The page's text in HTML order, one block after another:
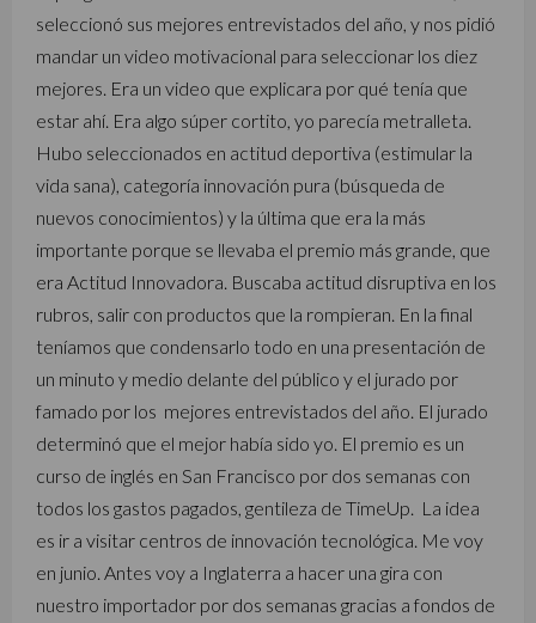
seleccionó sus mejores entrevistados del año, y nos pidió
mandar un video motivacional para seleccionar los diez
mejores. Era un video que explicara por qué tenía que
estar ahí. Era algo súper cortito, yo parecía metralleta.
Hubo seleccionados en actitud deportiva (estimular la
vida sana), categoría innovación pura (búsqueda de
nuevos conocimientos) y la última que era la más
importante porque se llevaba el premio más grande, que
era Actitud Innovadora. Buscaba actitud disruptiva en los
rubros, salir con productos que la rompieran. En la final
teníamos que condensarlo todo en una presentación de
un minuto y medio delante del público y el jurado por
famado por los mejores entrevistados del año. El jurado
determinó que el mejor había sido yo. El premio es un
curso de inglés en San Francisco por dos semanas con
todos los gastos pagados, gentileza de TimeUp. La idea
es ir a visitar centros de innovación tecnológica. Me voy
en junio. Antes voy a Inglaterra a hacer una gira con
nuestro importador por dos semanas gracias a fondos de